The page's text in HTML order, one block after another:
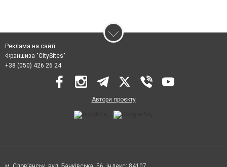
Реклама на сайті
Франшиза "CitySites"
+38 (050) 426 26 24
Автори проєкту